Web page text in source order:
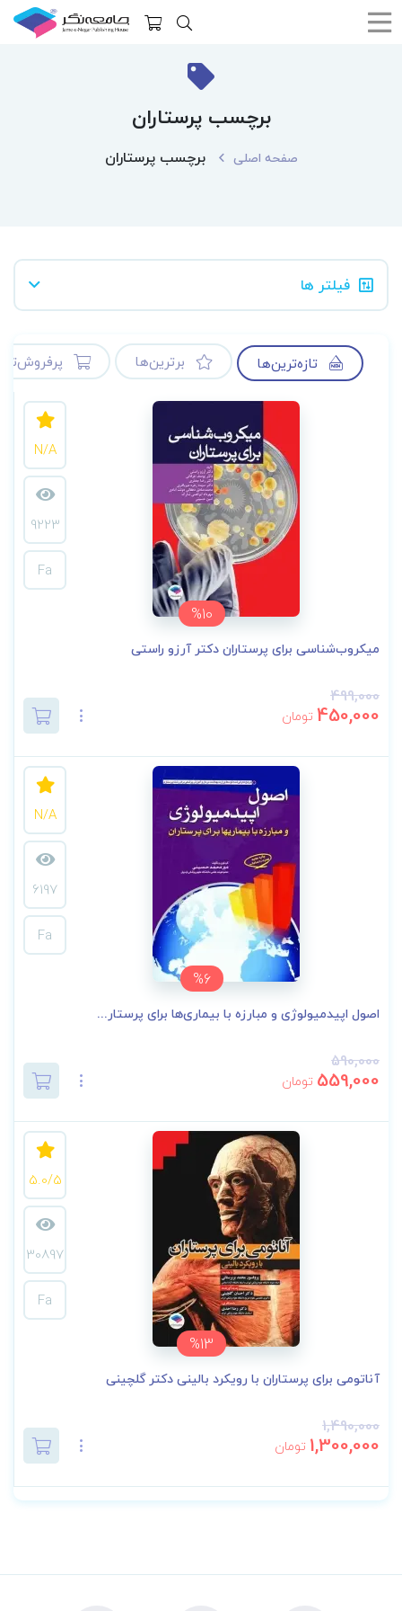
برچسب پرستاران
صفحه اصلی برچسب پرستاران
فیلتر ها
تازه‌ترین‌ها برترین‌ها
%10
N/A
9223
Fa
میکروب‌شناسی برای پرستاران دکتر آرزو راستی
499,000
450,000 تومان
%6
N/A
6197
Fa
اصول اپیدمیولوژی و مبارزه با بیماری‌ها برای پرستار...
590,000
559,000 تومان
%13
5.0/5
30897
Fa
آناتومی برای پرستاران با رویکرد بالینی دکتر گلچینی
1,490,000
1,300,000 تومان